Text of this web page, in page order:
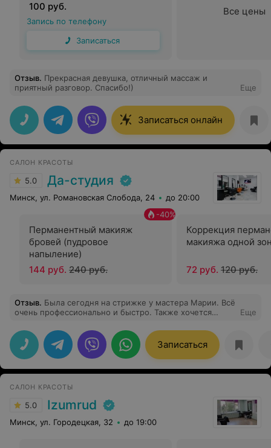
100 руб.
Запись по телефону
Записаться
Все цены
Отзыв. Прекрасная девушка, отличный массаж и
приятный разговор. Спасибо!)
Еще
Записаться онлайн
САЛОН КРАСОТЫ
5.0 Да-студия
Минск, ул. Романовская Слобода, 24 до 20:00
Перманентный макияж
бровей (пудровое
напыление)
-40%
144 руб. 240 руб.
Коррекция
макияжа одной
72 руб. 120 руб.
Отзыв. Была сегодня на стрижке у мастера Марии. Всё
очень профессионально и быстро. Также хочется
минуты ходьбы от ст.м. Фрунзенская. Однозначно
вернусь сюда ещё раз
Еще
Записаться
САЛОН КРАСОТЫ
5.0 Izumrud
Минск, ул. Городецкая, 32 до 19:00